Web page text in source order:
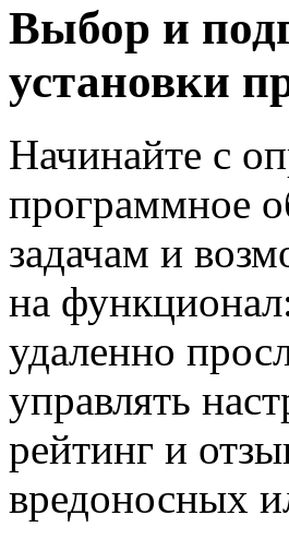
Выбор и
установки
Начинайте с
программное
задачам и
на
удаленно
управлять
рейтинг и
вредоносных